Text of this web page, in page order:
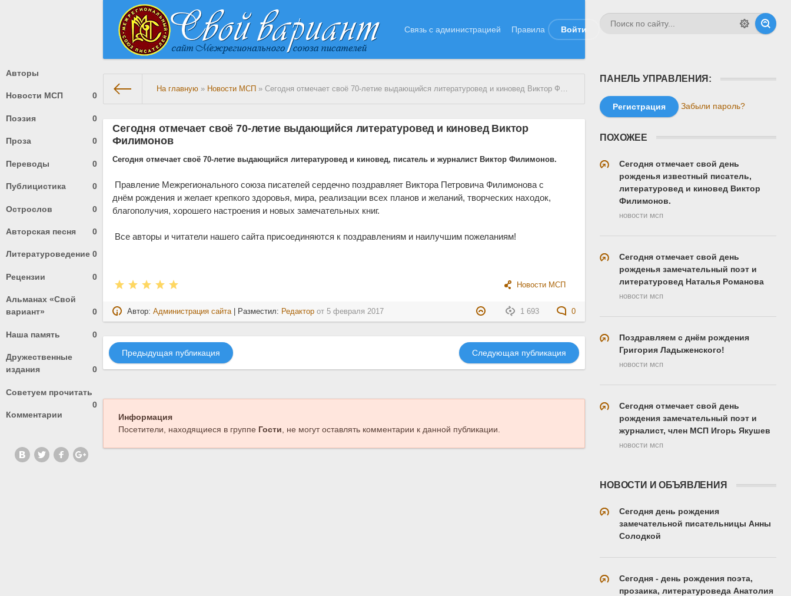
Связь с администрацией Правила Войти
Авторы
Новости МСП 0
Поэзия 0
Проза 0
Переводы 0
Публицистика 0
Острослов 0
Авторская песня 0
Литературоведение 0
Рецензии 0
Альманах «Свой
вариант»
0
Наша память 0
Дружественные
издания
0
Советуем прочитать
0
Комментарии
На главную » Новости МСП » Сегодня отмечает своё 70-летие выдающийся литературовед и киновед Виктор Филимонов
Сегодня отмечает своё 70-летие выдающийся литературовед и киновед Виктор
Филимонов
Сегодня отмечает своё 70-летие выдающийся литературовед и киновед, писатель и журналист Виктор Филимонов.
Правление Межрегионального союза писателей сердечно поздравляет Виктора Петровича Филимонова с
днём рождения и желает крепкого здоровья, мира, реализации всех планов и желаний, творческих находок,
благополучия, хорошего настроения и новых замечательных книг.
Все авторы и читатели нашего сайта присоединяются к поздравлениям и наилучшим пожеланиям!
Новости МСП
1 693 0
Автор:Администрация сайта | Разместил: Редактор от5 февраля 2017
Предыдущая публикация Следующая публикация
Информация
Посетители, находящиеся в группе Гости , не могут оставлять комментарии к данной публикации.
ПАНЕЛЬ УПРАВЛЕНИЯ:
Регистрация Забыли пароль?
ПОХОЖЕЕ
Сегодня отмечает свой день
рожденья известный писатель,
литературовед и киновед Виктор
Филимонов.
новости мсп
Сегодня отмечает свой день
рожденья замечательный поэт и
литературовед Наталья Романова
новости мсп
Поздравляем с днём рождения
Григория Ладыженского!
новости мсп
Сегодня отмечает свой день
рождения замечательный поэт и
журналист, член МСП Игорь Якушев
новости мсп
НОВОСТИ И ОБЪЯВЛЕНИЯ
Сегодня день рождения
замечательной писательницы Анны
Солодкой
Сегодня - день рождения поэта,
прозаика, литературоведа Анатолия